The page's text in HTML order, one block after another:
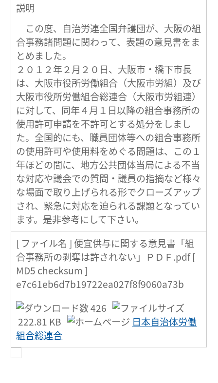
説明
この度、自治労連全国弁護団が、大阪の組
合事務諸問題に関わって、表題の意見書をま
とめました。
２０１２年２月２０日、大阪市・橋下市長
は、大阪市役所労働組合（大阪市労組）及び
大阪市役所労働組合総連合（大阪市労組連）
に対して、同年４月１日以降の組合事務所の
使用許可申請を不許可とする処分をしまし
た。全国的にも、職員団体等への組合事務所
の使用許可や使用料をめぐる問題は、この１
年ほどの間に、地方公共団体当局による不当
な対応や議会での質問・議員の指摘など様々
な場面で取り上げられる形でクローズアップ
され、緊急に対応を迫られる課題となってい
ます。是非参考にして下さい。
[ ファイル名 ] 便宜供与に関する意見書「組
合事務所の剥奪は許されない」ＰＤＦ.pdf [
MD5 checksum ]
e7c61eb6d7b19722ea027f8f9060a73b
426
222.81 KB
日本自治体労働
組合総連合